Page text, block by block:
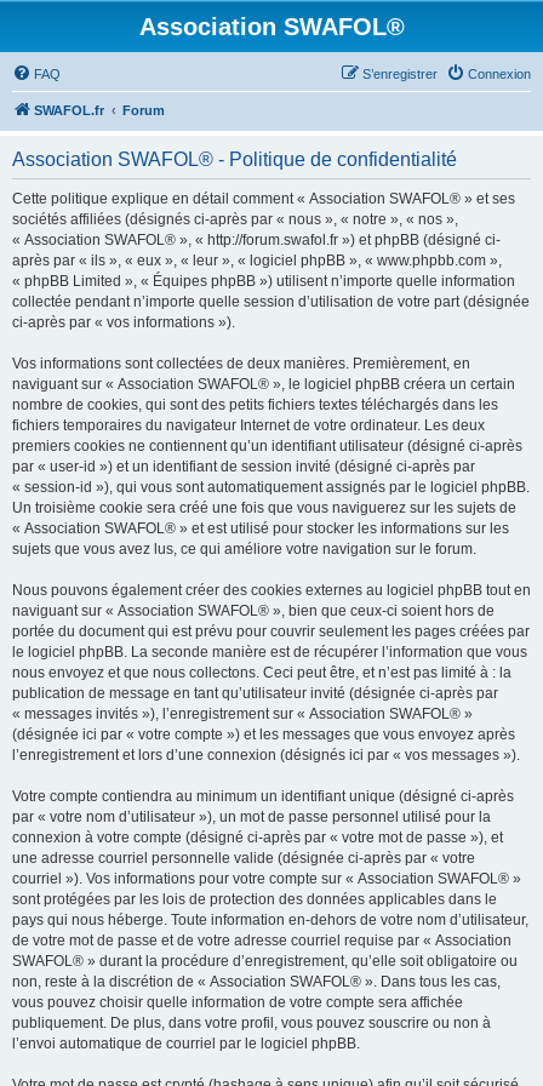
Association SWAFOL®
FAQ Connexion
S’enregistrer
SWAFOL.fr Forum
Association SWAFOL® - Politique de confidentialité
Cette politique explique en détail comment « Association SWAFOL® » et ses
sociétés affiliées (désignés ci-après par « nous », « notre », « nos »,
« Association SWAFOL® », « http://forum.swafol.fr ») et phpBB (désigné ci-
après par « ils », « eux », « leur », « logiciel phpBB », « www.phpbb.com »,
« phpBB Limited », « Équipes phpBB ») utilisent n’importe quelle information
collectée pendant n’importe quelle session d’utilisation de votre part (désignée
ci-après par « vos informations »).
Vos informations sont collectées de deux manières. Premièrement, en
naviguant sur « Association SWAFOL® », le logiciel phpBB créera un certain
nombre de cookies, qui sont des petits fichiers textes téléchargés dans les
fichiers temporaires du navigateur Internet de votre ordinateur. Les deux
premiers cookies ne contiennent qu’un identifiant utilisateur (désigné ci-après
par « user-id ») et un identifiant de session invité (désigné ci-après par
« session-id »), qui vous sont automatiquement assignés par le logiciel phpBB.
Un troisième cookie sera créé une fois que vous naviguerez sur les sujets de
« Association SWAFOL® » et est utilisé pour stocker les informations sur les
sujets que vous avez lus, ce qui améliore votre navigation sur le forum.
Nous pouvons également créer des cookies externes au logiciel phpBB tout en
naviguant sur « Association SWAFOL® », bien que ceux-ci soient hors de
portée du document qui est prévu pour couvrir seulement les pages créées par
le logiciel phpBB. La seconde manière est de récupérer l’information que vous
nous envoyez et que nous collectons. Ceci peut être, et n’est pas limité à : la
publication de message en tant qu’utilisateur invité (désignée ci-après par
« messages invités »), l’enregistrement sur « Association SWAFOL® »
(désignée ici par « votre compte ») et les messages que vous envoyez après
l’enregistrement et lors d’une connexion (désignés ici par « vos messages »).
Votre compte contiendra au minimum un identifiant unique (désigné ci-après
par « votre nom d’utilisateur »), un mot de passe personnel utilisé pour la
connexion à votre compte (désigné ci-après par « votre mot de passe »), et
une adresse courriel personnelle valide (désignée ci-après par « votre
courriel »). Vos informations pour votre compte sur « Association SWAFOL® »
sont protégées par les lois de protection des données applicables dans le
pays qui nous héberge. Toute information en-dehors de votre nom d’utilisateur,
de votre mot de passe et de votre adresse courriel requise par « Association
SWAFOL® » durant la procédure d’enregistrement, qu’elle soit obligatoire ou
non, reste à la discrétion de « Association SWAFOL® ». Dans tous les cas,
vous pouvez choisir quelle information de votre compte sera affichée
publiquement. De plus, dans votre profil, vous pouvez souscrire ou non à
l’envoi automatique de courriel par le logiciel phpBB.